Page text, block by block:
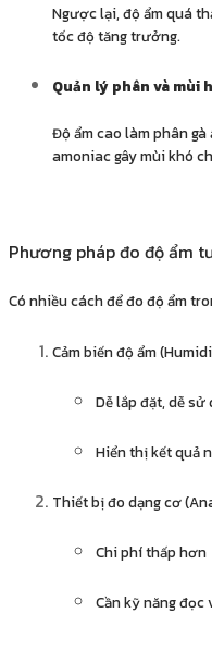
Ngược lại, độ ẩm quá
tốc độ tăng trưởng.
Quản lý phân và mùi
Độ ẩm cao làm phân
amoniac gây mùi khó
Phương pháp đo độ ẩm
Có nhiều cách để đo độ ẩm
Cảm biến độ ẩm
Dễ lắp đặt, dễ sử
Hiển thị kết quả
Thiết bị đo dạng cơ
Chi phí thấp hơn
Cần kỹ năng